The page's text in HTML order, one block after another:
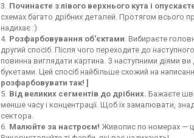
Починаєте з лівого верхнього кута і
схемах багато дрібних деталей. Протягом всього
надихає :)
Розфарбовування об'єктами . Вибираєте
другий спосіб. Після чого переходите до
повинна виглядати картина. З наступними діями
букетами. Цей спосіб найбільше схожий на
розфарбовувати так! ]
Від великих сегментів до дрібних. Бажаєте
менше часу і концентрації. Щоб їх замалювати,
сектора.
Малюйте за настроєм! Живопис по номерах —